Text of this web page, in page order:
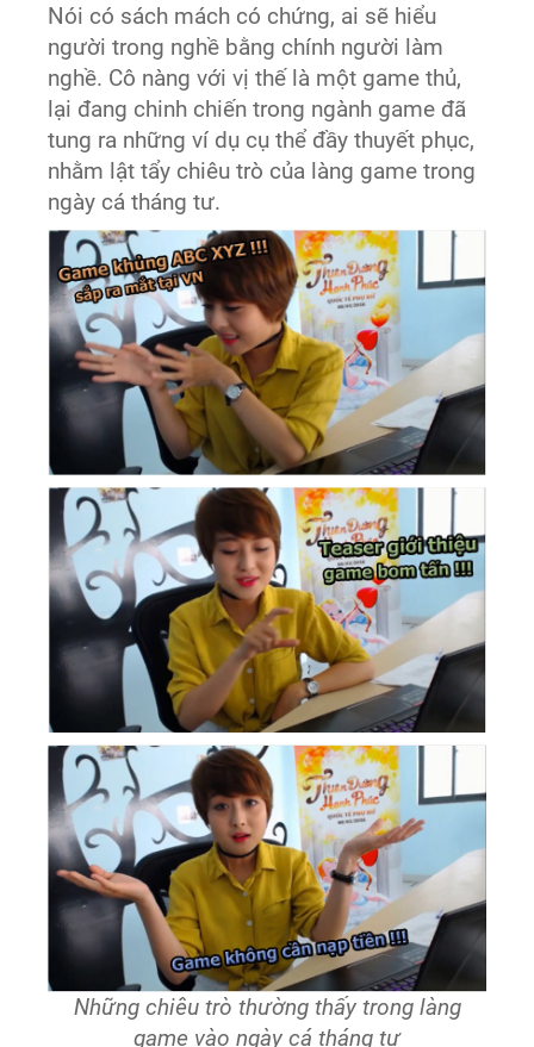
Nói có sách mách có chứng, ai sẽ hiểu
người trong nghề bằng chính người làm
nghề. Cô nàng với vị thế là một game thủ,
lại đang chinh chiến trong ngành game đã
tung ra những ví dụ cụ thể đầy thuyết phục,
nhằm lật tẩy chiêu trò của làng game trong
ngày cá tháng tư.
Những chiêu trò thường thấy trong làng
game vào ngày cá tháng tư